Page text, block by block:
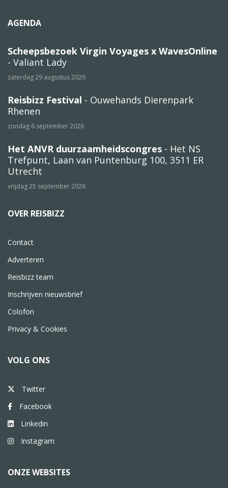
AGENDA
Scheepsbezoek Virgin Voyages x WavesOnline
- Valiant Lady
zaterdag 29 augustus 2026
Reisbizz Festival - Ouwehands Dierenpark
Rhenen
zondag 6 september 2026
Het ANVR duurzaamheidscongres - Het NS
Trefpunt, Laan van Puntenburg 100, 3511 ER
Utrecht
vrijdag 25 september 2026
OVER REISBIZZ
Contact
Adverteren
Reisbizz team
Inschrijven nieuwsbrief
Colofon
Privacy & Cookies
VOLG ONS
Twitter
Facebook
Linkedin
Instagram
ONZE WEBSITES